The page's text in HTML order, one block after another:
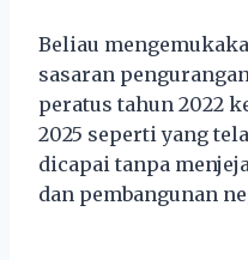
Beliau
sasaran
peratus tahun 2022
2025 seperti yang
dicapai tanpa
dan pembangunan